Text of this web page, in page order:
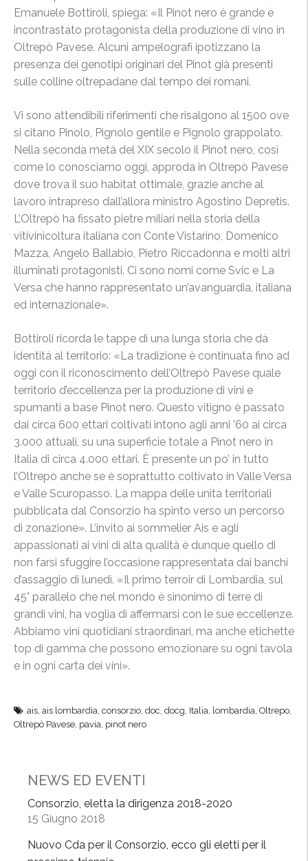
Emanuele Bottiroli, spiega: «Il Pinot nero è grande e
incontrastato protagonista della produzione di vino in
Oltrepò Pavese. Alcuni ampelografi ipotizzano la
presenza dei genotipi originari del Pinot già presenti
sulle colline oltrepadane dal tempo dei romani.
Vi sono attendibili riferimenti che risalgono al 1500 ove
si citano Pinolo, Pignolo gentile e Pignolo grappolato.
Nella seconda metà del XIX secolo il Pinot nero, così
come lo conosciamo oggi, approda in Oltrepò Pavese
dove trova il suo habitat ottimale, grazie anche al
lavoro intrapreso dall’allora ministro Agostino Depretis.
L’Oltrepò ha fissato pietre miliari nella storia della
vitivinicoltura italiana con Conte Vistarino, Domenico
Mazza, Angelo Ballabio, Pietro Riccadonna e molti altri
illuminati protagonisti. Ci sono nomi come Svic e La
Versa che hanno rappresentato un’avanguardia, italiana
ed internazionale».
Bottiroli ricorda le tappe di una lunga storia che dà
identità al territorio: «La tradizione è continuata fino ad
oggi con il riconoscimento dell’Oltrepò Pavese quale
territorio d’eccellenza per la produzione di vini e
spumanti a base Pinot nero. Questo vitigno è passato
dai circa 600 ettari coltivati intono agli anni ’60 ai circa
3.000 attuali, su una superficie totale a Pinot nero in
Italia di circa 4.000 ettari. È presente un po’ in tutto
l’Oltrepò anche se è soprattutto coltivato in Valle Versa
e Valle Scuropasso. La mappa delle unità territoriali
pubblicata dal Consorzio ha spinto verso un percorso
di zonazione». L’invito ai sommelier Ais e agli
appassionati ai vini di alta qualità è dunque quello di
non farsi sfuggire l’occasione rappresentata dai banchi
d’assaggio di lunedì. «Il primo terroir di Lombardia, sul
45° parallelo che nel mondo è sinonimo di terre di
grandi vini, ha voglia di affermarsi con le sue eccellenze.
Abbiamo vini quotidiani straordinari, ma anche etichette
top di gamma che possono emozionare su ogni tavola
e in ogni carta dei vini».
ais ais lombardia consorzio doc docg Italia lombardia Oltrepo
Oltrepò Pavese pavia pinot nero
NEWS ED EVENTI
Consorzio, eletta la dirigenza 2018-2020
15 Giugno 2018
Nuovo Cda per il Consorzio, ecco gli eletti per il